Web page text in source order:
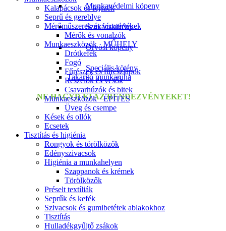
Munkavédelmi köpeny
Szakácskötény
Orvosi köpeny
Speciális kötény
Takarító munkaruha
NE HAGYD KI AZ RENDEZVÉNYEKET!
Kalapácsok és fejszék
Seprű és gereblye
Mérőműszerek és vízmértékek
Mérők és vonalzók
Munkaeszközök · MŰHELY
Drótkefék
Fogó
Fűrészek és fűrészlapok
Reszelők és vésők
Csavarhúzók és bitek
Munkaeszközök · ÉPÍTÉS
Üveg és csempe
Kések és ollók
Ecsetek
Tisztítás és higiénia
Rongyok és törölközők
Edényszivacsok
Higiénia a munkahelyen
Szappanok és krémek
Törölközők
Préselt textíliák
Seprűk és kefék
Szivacsok és gumibetétek ablakokhoz
Tisztítás
Hulladékgyűjtő zsákok